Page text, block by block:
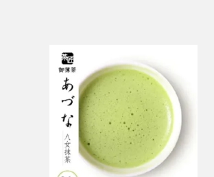
食品から探す
ティーグッズから探す
特集アイテムから探す
ガイドライン